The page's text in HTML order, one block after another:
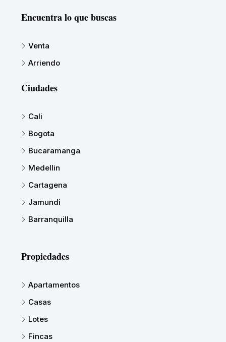
Encuentra lo que buscas
Venta
Arriendo
Ciudades
Cali
Bogota
Bucaramanga
Medellin
Cartagena
Jamundi
Barranquilla
Propiedades
Apartamentos
Casas
Lotes
Fincas